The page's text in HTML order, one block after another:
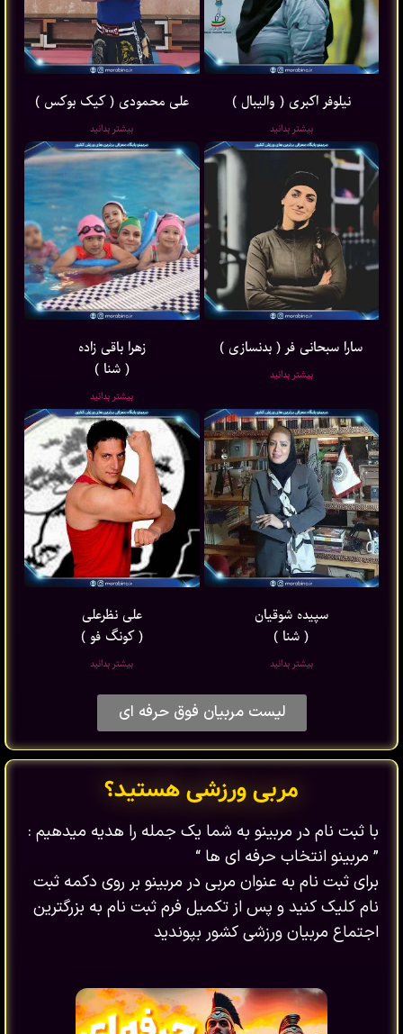
نیلوفر اکبری ( والیبال )
بیشتر بدانید
علی محمودی ( کیک بوکس )
بیشتر بدانید
سارا سبحانی فر ( بدنسازی )
بیشتر بدانید
زهرا باقی ‌زاده
( شنا )
بیشتر بدانید
سپیده شوقیان
( شنا )
بیشتر بدانید
علی نظرعلی
( کونگ فو )
بیشتر بدانید
لیست مربیان فوق حرفه ای
مربی ورزشی هستید؟
با ثبت نام در مربینو به شما یک جمله را هدیه میدهیم :
” مربینو انتخاب حرفه ای ها “
برای ثبت نام به عنوان مربی در مربینو بر روی دکمه ثبت
نام کلیک کنید و پس از تکمیل فرم ثبت نام به بزرگترین
اجتماع مربیان ورزشی کشور بپوندید